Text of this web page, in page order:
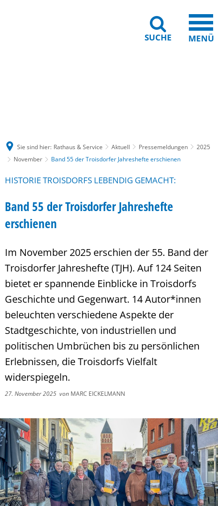
SUCHE MENÜ
Sie sind hier: Rathaus & Service Aktuell Pressemeldungen
2025
November
Band 55 der Troisdorfer Jahreshefte erschienen
HISTORIE TROISDORFS LEBENDIG GEMACHT:
Band 55 der Troisdorfer Jahreshefte
erschienen
Im November 2025 erschien der 55. Band der
Troisdorfer Jahreshefte (TJH). Auf 124 Seiten
bietet er spannende Einblicke in Troisdorfs
Geschichte und Gegenwart. 14 Autor*innen
beleuchten verschiedene Aspekte der
Stadtgeschichte, von industriellen und
politischen Umbrüchen bis zu persönlichen
Erlebnissen, die Troisdorfs Vielfalt
widerspiegeln.
27. November 2025 von MARC EICKELMANN